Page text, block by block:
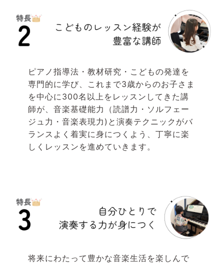
ピアノ指導法・教材研究・こどもの発達を
専門的に学び、これまで3歳からのお子さま
を中心に300名以上をレッスンしてきた講
師が、音楽基礎能力（読譜力・ソルフェー
ジュ力・音楽表現力)と演奏テクニックがバ
ランスよく着実に身につくよう、丁寧に楽
しくレッスンを進めていきます。
将来にわたって豊かな音楽生活を楽しんで